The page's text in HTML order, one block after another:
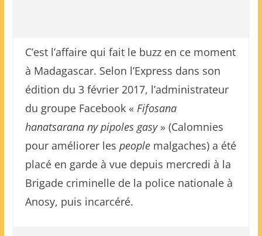
C’est l’affaire qui fait le buzz en ce moment
à Madagascar. Selon l’Express dans son
édition du 3 février 2017, l’administrateur
du groupe Facebook « Fifosana
hanatsarana ny pipoles gasy» (Calomnies
pour améliorer les peoplemalgaches) a été
placé en garde à vue depuis mercredi à la
Brigade criminelle de la police nationale à
Anosy, puis incarcéré.